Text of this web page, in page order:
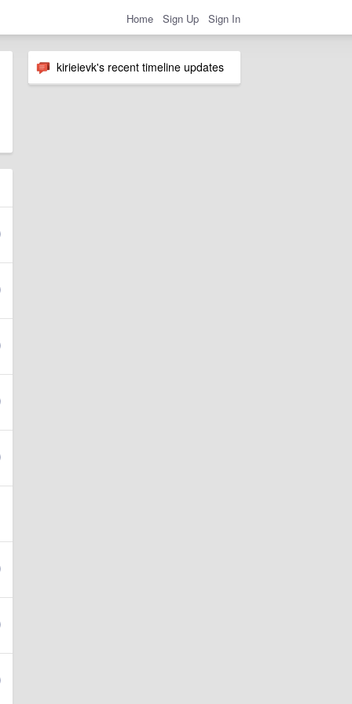
Home Sign Up Sign In
kirieievk's recent timeline updates